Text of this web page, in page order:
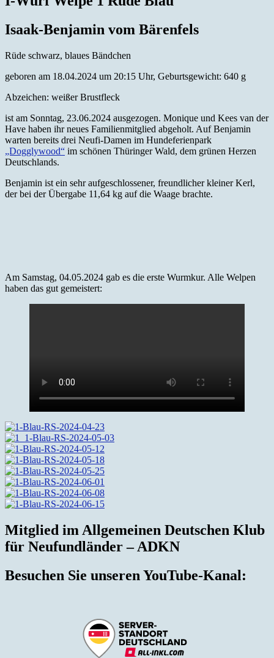
Isaak-Benjamin vom Bärenfels
Rüde schwarz, blaues Bändchen
geboren am 18.04.2024 um 20:15 Uhr, Geburtsgewicht: 640 g
Abzeichen: weißer Brustfleck
ist am Sonntag, 23.06.2024 ausgezogen. Monique und Kees van der
Have haben ihr neues Familienmitglied abgeholt. Auf Benjamin
warten bereits drei Neufi-Damen im Hundeferienpark
„Dogglywood“ im schönen Thüringer Wald, dem grünen Herzen
Deutschlands.
Benjamin ist ein sehr aufgeschlossener, freundlicher kleiner Kerl,
der bei der Übergabe 11,64 kg auf die Waage brachte.
Am Samstag, 04.05.2024 gab es die erste Wurmkur. Alle Welpen
haben das gut gemeistert:
Mitglied im Allgemeinen Deutschen Klub
für Neufundländer – ADKN
Besuchen Sie unseren YouTube-Kanal: